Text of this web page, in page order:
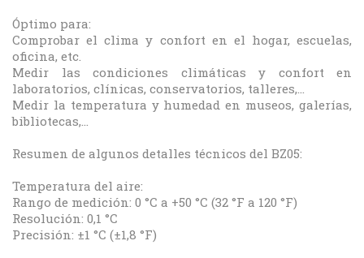
Óptimo para:
Comprobar el clima y confort en el hogar, escuelas,
oficina, etc.
Medir las condiciones climáticas y confort en
laboratorios, clínicas, conservatorios, talleres,...
Medir la temperatura y humedad en museos, galerías,
bibliotecas,...
Resumen de algunos detalles técnicos del BZ05:
Temperatura del aire:
Rango de medición: 0 °C a +50 °C (32 °F a 120 °F)
Resolución: 0,1 °C
Precisión: ±1 °C (±1,8 °F)